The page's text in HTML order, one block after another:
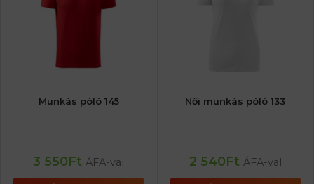
Munkás póló 145
3 550Ft ÁFA-val
Női munkás póló 133
2 540Ft ÁFA-val